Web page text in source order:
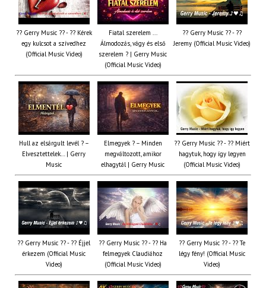
?? Gerry Music ?? - ?? Kérek
egy kulcsot a szívedhez
(Official Music Video)
Fiatal szerelem ...
Álmodozás, vágy és első
szerelem ? | Gerry Music
(Official Music Video)
?? Gerry Music ?? - ??
Jeremy (Official Music Video)
Hull az elsárgult levél ? –
Elvesztettelek… | Gerry
Music
Elmegyek ? – Minden
megváltozott, amikor
elhagytál | Gerry Music
?? Gerry Music ?? - ?? Miért
hagytuk, hogy így legyen
(Official Music Video)
?? Gerry Music ?? - ?? Éjjel
érkezem (Official Music
Video)
?? Gerry Music ?? - ?? Ha
felmegyek Claudiához
(Official Music Video)
?? Gerry Music ?? - ?? Te
légy fény! (Official Music
Video)